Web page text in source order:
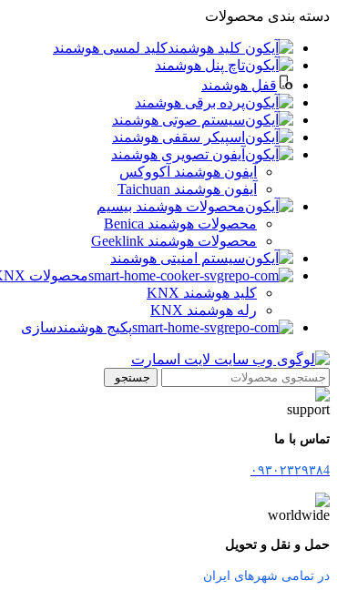
دسته بندی محصولات
کلید لمسی هوشمند
تاچ پنل هوشمند
قفل هوشمند
پرده برقی هوشمند
سیستم صوتی هوشمند
اسپیکر سقفی هوشمند
آیفون تصویری هوشمند
آيفون هوشمند آکووکس
آیفون هوشمند Taichuan
محصولات هوشمند بیسیم
محصولات هوشمند Benica
محصولات هوشمند Geeklink
سیستم امنیتی هوشمند
محصولات KNX
کلید هوشمند KNX
رله هوشمند KNX
پکیج هوشمندسازی
جستجو
تماس با ما
۰۹۳۰۲۳۲۹۳۸4
حمل و نقل و تحویل
در تمامی شهرهای ایران